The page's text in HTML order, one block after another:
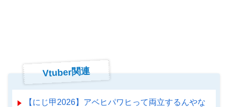
Vtuber関連
【にじ甲2026】アベヒパワヒって両立するんやな